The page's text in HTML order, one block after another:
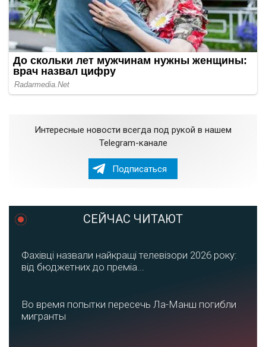
Интересные новости всегда под рукой в нашем
Telegram-канале
Подписаться
СЕЙЧАС ЧИТАЮТ
Фахівці назвали найкращі телевізори 2026 року:
від бюджетних до преміа...
Во время попытки пересечь Ла-Манш погибли
мигранты